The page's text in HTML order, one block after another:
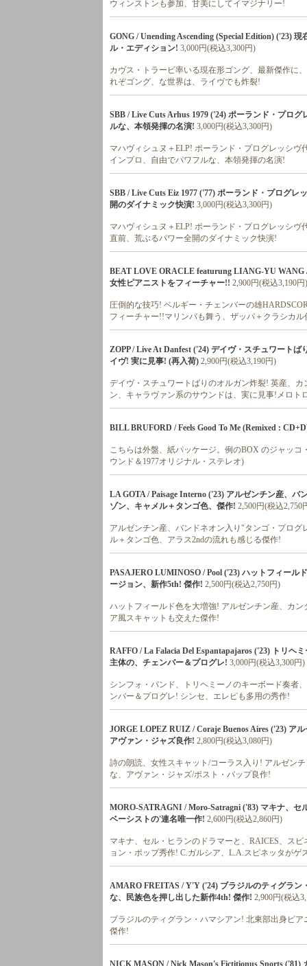
ウィンストンも参加、甘美にしてイマジナリー!
GONG / Unending Ascending (Special Edition) ('23)
ル・エディション! 3,000円(税込3,300円)
カヴス・トラービ率いる現在形ゴング、最新傑作に
れぞゴング、な世界は、ライヴでも炸裂!
SBB / Live Cuts Arhus 1979 ('24) ポーランド・プロ
ルな、本領発揮の名演! 3,000円(税込3,300円)
マハヴィシュヌ＋ELP! ポーランド・プログレッシヴ
インプロ、自由でパワフルな、本領発揮の名演!
SBB / Live Cuts Eiz 1977 ('77) ポーランド・プログ
開のダイナミック快演! 3,000円(税込3,300円)
マハヴィシュヌ＋ELP! ポーランド・プログレッシヴ
直前、荒ぶるパワー全開のダイナミック快演!
BEAT LOVE ORACLE featurung LIANG-YU WANG
女性ピアニストをフィーチャー!! 2,900円(税込3,190円)
圧倒的な技巧! ベルギー・チェンバーの雄
フィーチャー!!マリンバも舞う、ザッパ＋クラシカル
ZOPP / Live At Danfest ('24) デイヴ・スチュワート
イヴ! 実に見事! (再入荷) 2,900円(税込3,190円)
デイヴ・スチュワートばりのオルガン炸裂! 英産、
ン、キャラヴァン系のサウンドは、実に見事!メロト
BILL BRUFORD / Feels Good To Me (Remixed :
こちらは外盤、紙パッケージ。例のBOX のジャッ
ウンド＆1977オリジナル・ステレオ)
LA GOTA / Paisage Interno ('23) アルゼンチン産、
ゾン、キャメル＋タンゴ色、傑作! 2,500円(税込2,750
アルゼンチン産、バンドネオン入り"タンゴ・プロ
ル＋タンゴ色、アラス2ndの流れも感じる傑作!
PASAJERO LUMINOSO / Pool ('23) ハットフィール
ージョン、新作5th! 傑作! 2,500円(税込2,750円)
ハットフィールド色を大増強! アルゼンチン産、カ
ア風スキャットも交えた傑作!
RAFFO / La Falacia Del Espantapajaros ('23) トリヘ
主体の、チェンバー＆プログレ! 3,000円(税込3,300円)
シンフォ・バンド、トリヘミーノのキーボード奏者
ンバー＆プログレ! シンセ、エレピも多用の秀作!
JORGE LOPEZ RUIZ / Coraje Buenos Aires ('23) ア
アヴァン・ジャズ良作! 2,800円(税込3,080円)
詩の朗読、女性スキャット/コーラス入り! アルゼン
な、アヴァン・ジャズ/ポスト・バップ良作!
MORO-SATRAGNI / Moro-Satragni ('83) マキナ、
ベーシストの'連名唯一作! 2,600円(税込2,860円)
マキナ、セル・ヒランのドラマーと、RAICES、ス
ョン・ポップ秀作! C.ガルシア、L.A.スピネッタがゲ
AMARO FREITAS / Y'Y ('24) ブラジルのティグラン
な、民族色を押し出した新作4th! 傑作! 2,900円(税込
ブラジルのティグラン・ハマシアン! 北東部出身ピ
傑作!
NICK MASON / Nick Mason's Fictitionus Sports ('81)